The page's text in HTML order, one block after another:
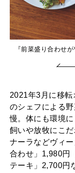
『前菜盛り合わせ
2021年3月に移転
のシェフによる
慢。体にも環境
飼いや放牧にこ
ナーラなどヴィ
合わせ」1,980円
テーキ」2,700円